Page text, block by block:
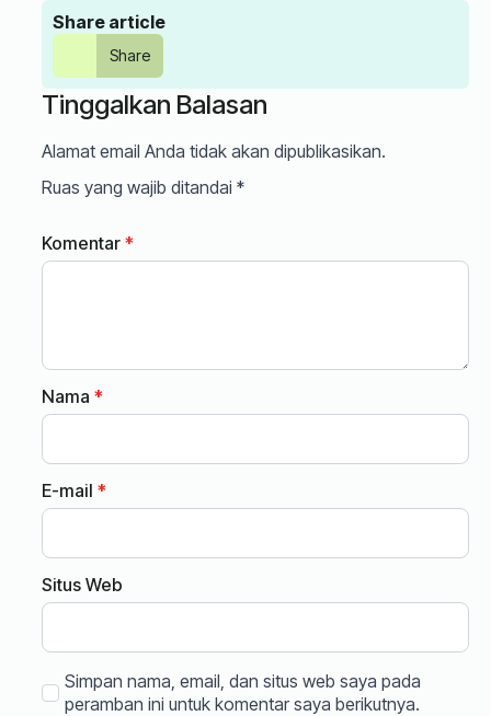
Share article
Share
Tinggalkan Balasan
Alamat email Anda tidak akan dipublikasikan.
Ruas yang wajib ditandai *
Komentar *
Nama *
E-mail *
Situs Web
Simpan nama, email, dan situs web saya pada
peramban ini untuk komentar saya berikutnya.